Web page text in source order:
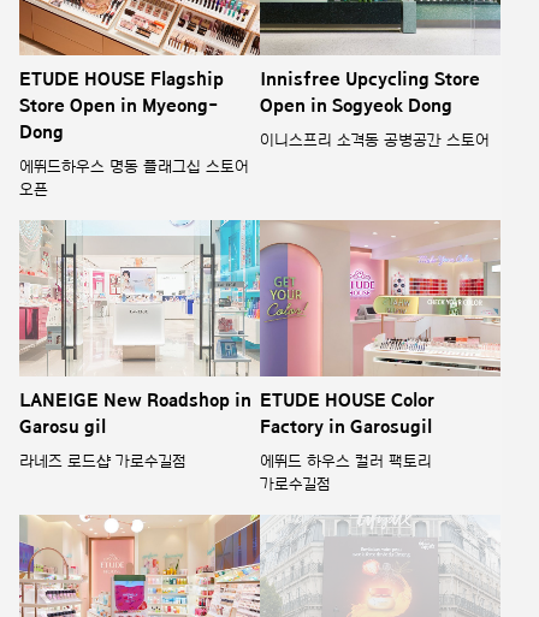
ETUDE HOUSE Flagship
Store Open in Myeong-
Dong
에뛰드하우스 명동 플래그십 스토어
오픈
Innisfree Upcycling Store
Open in Sogyeok Dong
이니스프리 소격동 공병공간 스토어
LANEIGE New Roadshop in
Garosu gil
라네즈 로드샵 가로수길점
ETUDE HOUSE Color
Factory in Garosugil
에뛰드 하우스 컬러 팩토리
가로수길점